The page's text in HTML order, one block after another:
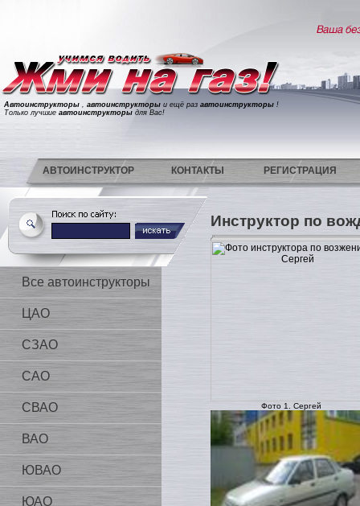
Автоинструкторы , автоинструкторы и ещё раз автоинструкторы !
Только лучшие автоинструкторы для Вас!
АВТОИНСТРУКТОР КОНТАКТЫ РЕГИСТРАЦИЯ
Все автоинструкторы
ЦАО
СЗАО
САО
СВАО
ВАО
ЮВАО
ЮАО
Инструктор по
Фото 1. Сергей